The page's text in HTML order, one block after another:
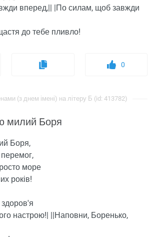
вперед,|| |По силам, щоб завжди
до тебе пливло!
0
(з днем ​​імені) на літеру Б (id: 413782)
милий Боря
Боря,
перемог,
море
років!
настрою!| ||Наповни, Боренько,